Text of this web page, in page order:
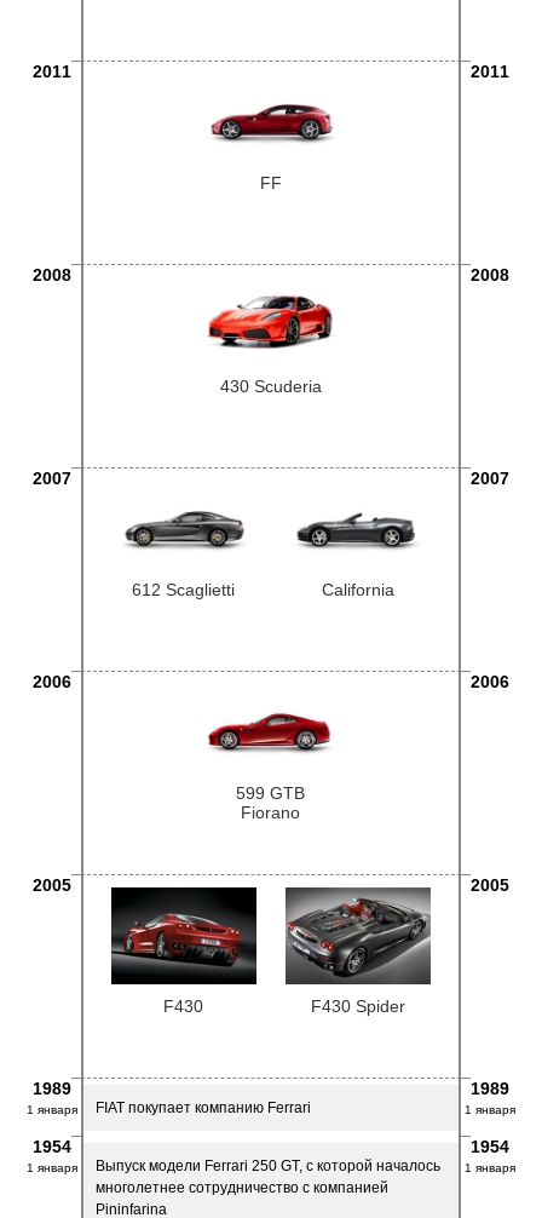
2011 2011
FF
2008 2008
430 Scuderia
2007 2007
612 Scaglietti California
2006 2006
599 GTB
Fiorano
2005 2005
F430 F430 Spider
1989 1989
1 января 1 января
FIAT покупает компанию Ferrari
1954 1954
1 января 1 января
Выпуск модели Ferrari 250 GT, с которой началось
многолетнее сотрудничество с компанией
Pininfarina